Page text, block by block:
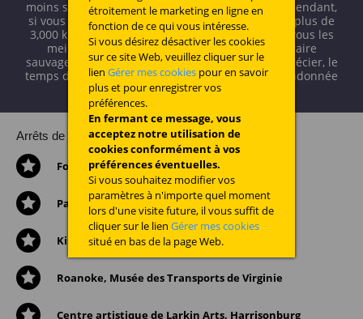
moins sublimes panoramas de bois et forêts. Cependant,
si vous ne vous sentez pas d’attaque à parcourir plus de
3,000 kilomètres à pied, nous avons choisi pour vous les
meilleures étapes. Suivez en voiture cet itinéraire
sauvage et n’hésitez pas à vous arrêter pour apprécier, le
temps d’une balade, les meilleurs chemins de randonnée
des États-Unis.
Arrêts de l’itinéraire:
Forêt domaniale de Chattahoochee-Oconee
Parc National des Great Smoky Mountains
Kingsport - Exchange Place
Roanoke, Musée des Transports de Virginie
Centre artistique de Larkin Arts, Harrisonburg
étroitement le marketing en ligne en
fonction de ce qui vous intéresse.
Si vous désirez désactiver les cookies
sur ce site Web, veuillez cliquer sur le
lien Gérer mes cookies pour en savoir
plus et pour enregistrer vos
préférences.
En fermant ce message, vous
acceptez notre utilisation de
cookies conformément à vos
préférences éventuelles.
Si vous souhaitez modifier vos
paramètres à n'importe quel moment
lors d'une visite future, il vous suffit de
cliquer sur le lien Gérer mes cookies
situé en bas de la page Web.